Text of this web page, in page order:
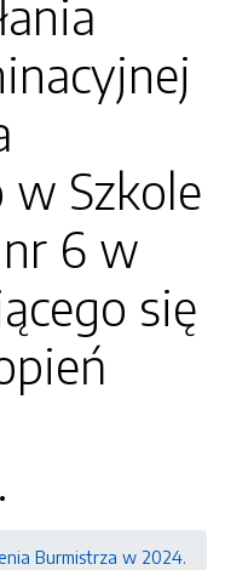
Szkole
6 w
się
Burmistrza w 2024.